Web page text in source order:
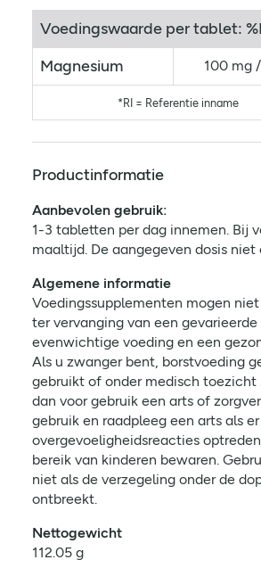
Voedingswaarde per tablet:
Magnesium
100 mg
*RI = Referentie inname
Productinformatie
Aanbevolen gebruik:
1-3 tabletten per dag innemen. Bij
maaltijd. De aangegeven dosis niet
Algemene informatie
Voedingssupplementen mogen
ter vervanging van een gevarieerde
evenwichtige voeding en een
Als u zwanger bent, borstvoeding
gebruikt of onder medisch toezicht
dan voor gebruik een arts of
gebruik en raadpleeg een arts als er
overgevoeligheidsreacties
bereik van kinderen bewaren.
niet als de verzegeling onder de
ontbreekt.
Nettogewicht
112.05 g